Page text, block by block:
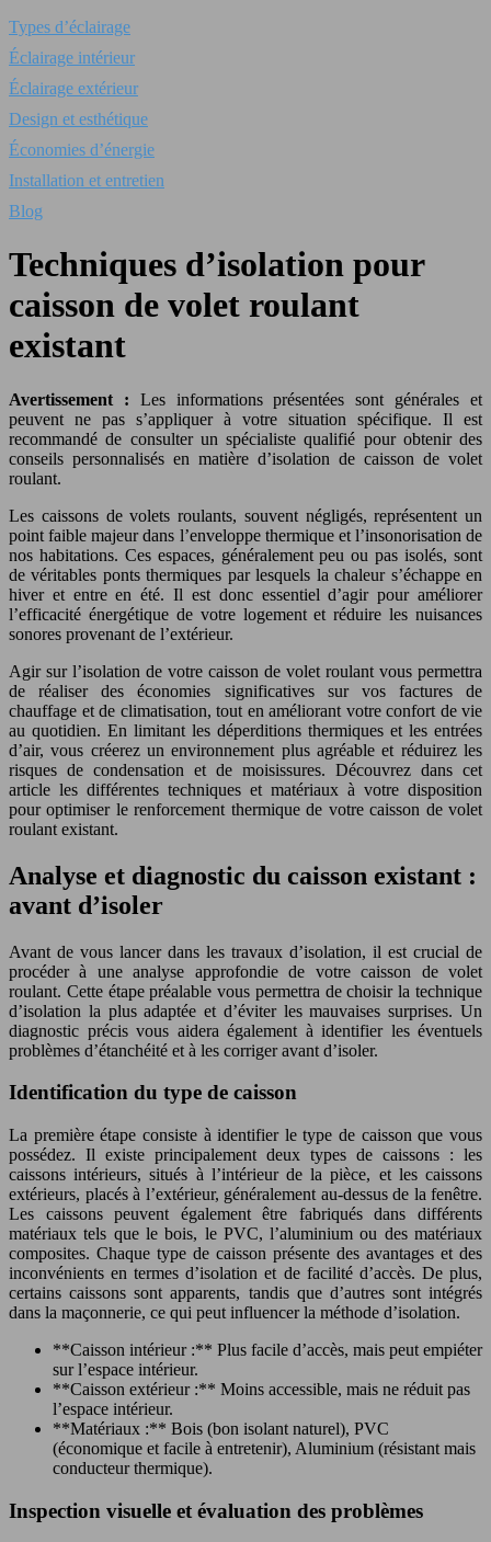
Types d’éclairage
Éclairage intérieur
Éclairage extérieur
Design et esthétique
Économies d’énergie
Installation et entretien
Blog
Techniques d’isolation pour
caisson de volet roulant
existant
Avertissement : Les informations présentées sont générales et
peuvent ne pas s’appliquer à votre situation spécifique. Il est
recommandé de consulter un spécialiste qualifié pour obtenir des
conseils personnalisés en matière d’isolation de caisson de volet
roulant.
Les caissons de volets roulants, souvent négligés, représentent un
point faible majeur dans l’enveloppe thermique et l’insonorisation de
nos habitations. Ces espaces, généralement peu ou pas isolés, sont
de véritables ponts thermiques par lesquels la chaleur s’échappe en
hiver et entre en été. Il est donc essentiel d’agir pour améliorer
l’efficacité énergétique de votre logement et réduire les nuisances
sonores provenant de l’extérieur.
Agir sur l’isolation de votre caisson de volet roulant vous permettra
de réaliser des économies significatives sur vos factures de
chauffage et de climatisation, tout en améliorant votre confort de vie
au quotidien. En limitant les déperditions thermiques et les entrées
d’air, vous créerez un environnement plus agréable et réduirez les
risques de condensation et de moisissures. Découvrez dans cet
article les différentes techniques et matériaux à votre disposition
pour optimiser le renforcement thermique de votre caisson de volet
roulant existant.
Analyse et diagnostic du caisson existant :
avant d’isoler
Avant de vous lancer dans les travaux d’isolation, il est crucial de
procéder à une analyse approfondie de votre caisson de volet
roulant. Cette étape préalable vous permettra de choisir la technique
d’isolation la plus adaptée et d’éviter les mauvaises surprises. Un
diagnostic précis vous aidera également à identifier les éventuels
problèmes d’étanchéité et à les corriger avant d’isoler.
Identification du type de caisson
La première étape consiste à identifier le type de caisson que vous
possédez. Il existe principalement deux types de caissons : les
caissons intérieurs, situés à l’intérieur de la pièce, et les caissons
extérieurs, placés à l’extérieur, généralement au-dessus de la fenêtre.
Les caissons peuvent également être fabriqués dans différents
matériaux tels que le bois, le PVC, l’aluminium ou des matériaux
composites. Chaque type de caisson présente des avantages et des
inconvénients en termes d’isolation et de facilité d’accès. De plus,
certains caissons sont apparents, tandis que d’autres sont intégrés
dans la maçonnerie, ce qui peut influencer la méthode d’isolation.
**Caisson intérieur :** Plus facile d’accès, mais peut empiéter
sur l’espace intérieur.
**Caisson extérieur :** Moins accessible, mais ne réduit pas
l’espace intérieur.
**Matériaux :** Bois (bon isolant naturel), PVC
(économique et facile à entretenir), Aluminium (résistant mais
conducteur thermique).
Inspection visuelle et évaluation des problèmes